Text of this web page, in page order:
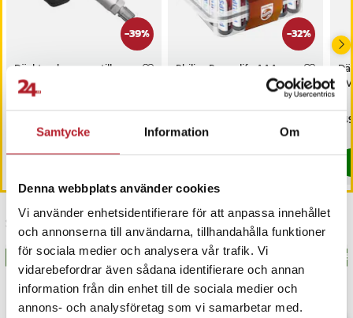
Samtycke Information Om
Denna webbplats använder cookies
Vi använder enhetsidentifierare för att anpassa innehållet
och annonserna till användarna, tillhandahålla funktioner
för sociala medier och analysera vår trafik. Vi
vidarebefordrar även sådana identifierare och annan
information från din enhet till de sociala medier och
annons- och analysföretag som vi samarbetar med.
-39%
Däcktryckssensor till
BMW X6
79 krTidigare pris
I lager, levereras inom 1-2 vardagar
-32%
Philips Powerlife AAA-
129 krTidigare pris 189 kr
I lager, levereras inom 1-2 vardagar
Senast besökta
BÄSTSÄLJARE BÄSTSÄLJARE